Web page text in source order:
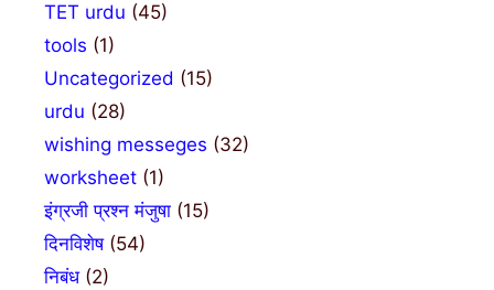
TET urdu (45)
tools (1)
Uncategorized (15)
urdu (28)
wishing messeges (32)
worksheet (1)
इंग्रजी प्रश्न मंजुषा (15)
दिनविशेष(54)
निबंध(2)